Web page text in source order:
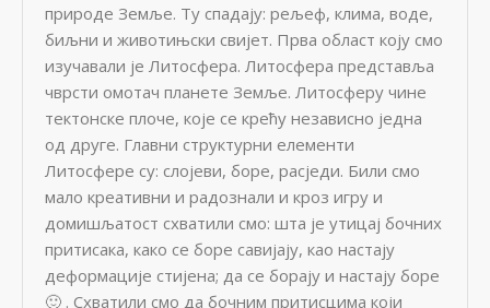
природе Земље. Ту спадају: рељеф, клима, воде,
биљни и животињски свијет. Прва област коју смо
изучавали је Литосфера. Литосфера представља
чврсти омотач планете Земље. Литосферу чине
тектонске плоче, које се крећу независно једна
од друге. Главни структурни елементи
Литосфере су: слојеви, боре, расједи. Били смо
мало креативни и радознали и кроз игру и
домишљатост схватили смо: шта је утицај бочних
притисака, како се боре савијају, као настају
деформације стијена; да се борају и настају боре
🙂 . Схватили смо да бочним притисцима који